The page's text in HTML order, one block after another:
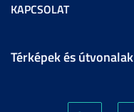
KAPCSOLAT
Térképek és útvonalak